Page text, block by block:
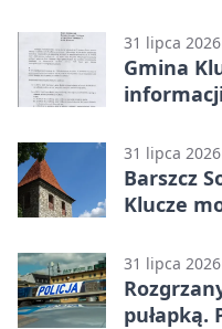
31 lipca 2026
Gmina
31 lipca 2026
Barszcz
Klucze
31 lipca 2026
pułapką.